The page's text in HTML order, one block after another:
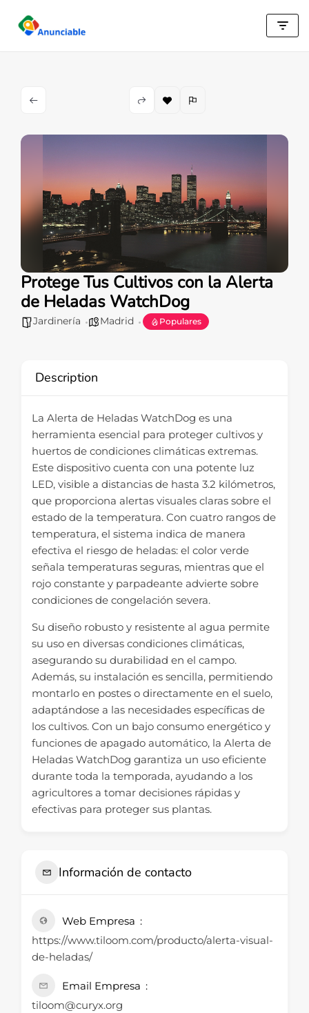
Saltar
Protege Tus Cultivos con la Alerta
de Heladas WatchDog
Jardinería Madrid Populares
Description
La Alerta de Heladas WatchDog es una
herramienta esencial para proteger cultivos y
huertos de condiciones climáticas extremas.
Este dispositivo cuenta con una potente luz
LED, visible a distancias de hasta 3.2 kilómetros,
que proporciona alertas visuales claras sobre el
estado de la temperatura. Con cuatro rangos de
temperatura, el sistema indica de manera
efectiva el riesgo de heladas: el color verde
señala temperaturas seguras, mientras que el
rojo constante y parpadeante advierte sobre
condiciones de congelación severa.
Su diseño robusto y resistente al agua permite
su uso en diversas condiciones climáticas,
asegurando su durabilidad en el campo.
Además, su instalación es sencilla, permitiendo
montarlo en postes o directamente en el suelo,
adaptándose a las necesidades específicas de
los cultivos. Con un bajo consumo energético y
funciones de apagado automático, la Alerta de
Heladas WatchDog garantiza un uso eficiente
durante toda la temporada, ayudando a los
agricultores a tomar decisiones rápidas y
efectivas para proteger sus plantas.
Información de contacto
Web Empresa
https://www.tiloom.com/producto/alerta-visual-
de-heladas/
Email Empresa
tiloom@curyx.org